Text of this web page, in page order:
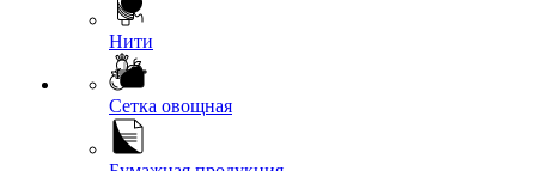
Нити
Сетка овощная